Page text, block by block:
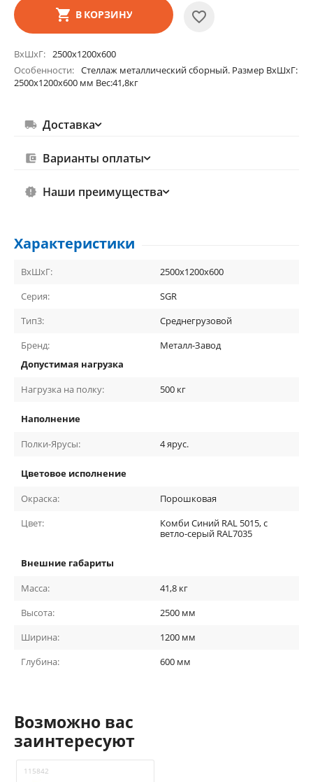
В КОРЗИНУ
ВхШхГ
2500х1200х600
Особенности
Стеллаж металлический сборный. Размер ВхШхГ:
2500х1200х600 мм Вес:41,8кг
Доставка
Варианты оплаты
Наши преимущества
Характеристики
ВхШхГ:
2500х1200х600
Серия:
SGR
Тип3:
Среднегрузовой
Бренд:
Металл-Завод
Допустимая нагрузка
Нагрузка на полку:
500 кг
Наполнение
Полки-Ярусы:
4ярус.
Цветовое исполнение
Окраска:
Порошковая
Цвет:
Комби Синий RAL 5015, с
ветло-серый RAL7035
Внешние габариты
Масса:
41,8 кг
Высота:
2500 мм
Ширина:
1200 мм
Глубина:
600 мм
Возможно вас
заинтересуют
115842